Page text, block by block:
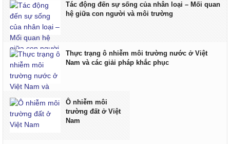
Tác động đến sự sống của nhân loại – Mối quan
hệ giữa con người và môi trường
Thực trạng ô nhiễm môi trường nước ở Việt
Nam và các giải pháp khắc phục
Ô nhiễm môi
trường đất ở Việt
Nam